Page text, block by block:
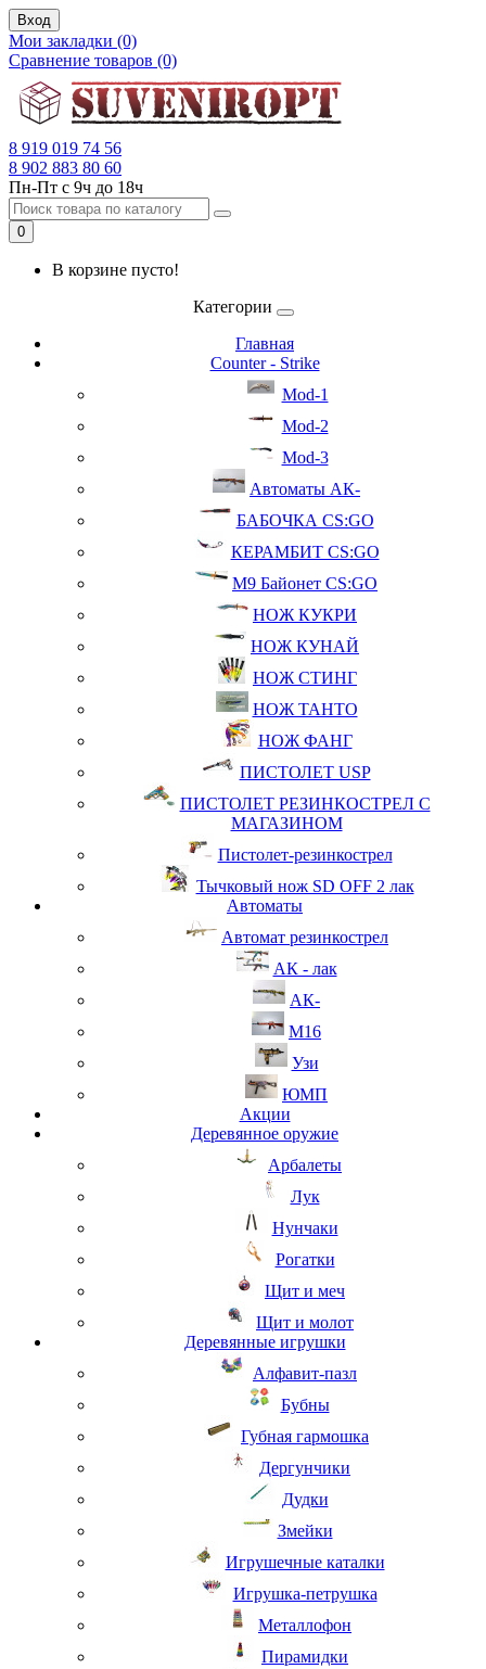
Вход
Мои закладки (0)
Сравнение товаров (0)
8 919 019 74 56
8 902 883 80 60
Пн-Пт с 9ч до 18ч
0
В корзине пусто!
Категории
Главная
Counter - Strike
Mod-1
Mod-2
Mod-3
Автоматы АК-
БАБОЧКА CS:GO
КЕРАМБИТ CS:GO
М9 Байонет CS:GO
НОЖ КУКРИ
НОЖ КУНАЙ
НОЖ СТИНГ
НОЖ ТАНТО
НОЖ ФАНГ
ПИСТОЛЕТ USP
ПИСТОЛЕТ РЕЗИНКОСТРЕЛ С
МАГАЗИНОМ
Пистолет-резинкострел
Тычковый нож SD OFF 2 лак
Автоматы
Автомат резинкострел
АК - лак
АК-
М16
Узи
ЮМП
Акции
Деревянное оружие
Арбалеты
Лук
Нунчаки
Рогатки
Щит и меч
Щит и молот
Деревянные игрушки
Алфавит-пазл
Бубны
Губная гармошка
Дергунчики
Дудки
Змейки
Игрушечные каталки
Игрушка-петрушка
Металлофон
Пирамидки